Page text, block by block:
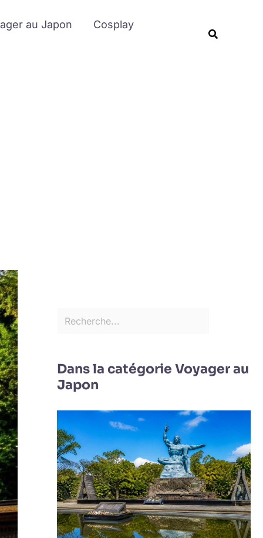
au Japon Cosplay
Dans la catégorie Voyager au
Japon